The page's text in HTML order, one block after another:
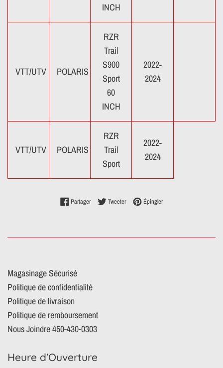
INCH
VTT/UTV POLARIS
RZR
Trail
S900
Sport
60
INCH
2022-
2024
VTT/UTV POLARIS
RZR
Trail
Sport
2022-
2024
PartagerPartager sur Facebook
TweeterTweeter sur Twitter
ÉpinglerÉpingler sur Pinterest
Magasinage Sécurisé
Politique de confidentialité
Politique de livraison
Politique de remboursement
Nous Joindre 450-430-0303
Heure d'Ouverture